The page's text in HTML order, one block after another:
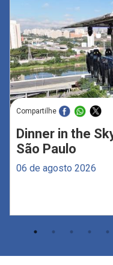
Compartilhe
Dinner in the
São Paulo
06 de agosto 2026